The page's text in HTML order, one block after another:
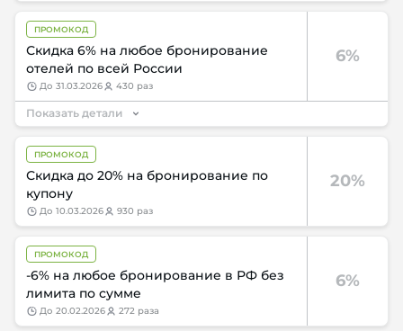
6%
ПРОМОКОД
Скидка 6% на любое бронирование
отелей по всей России
до 31.03.2026 430 раз
Показать детали
20%
ПРОМОКОД
Скидка до 20% на бронирование по
купону
до 10.03.2026 930 раз
6%
ПРОМОКОД
-6% на любое бронирование в РФ без
лимита по сумме
до 20.02.2026 272 раза